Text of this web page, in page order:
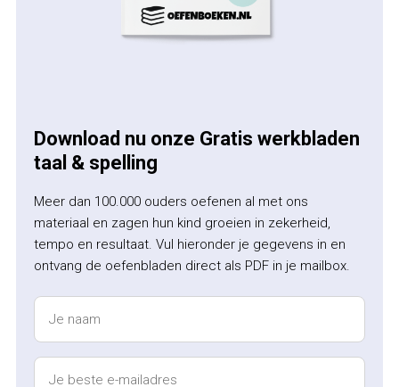
Download nu onze Gratis werkbladen
taal & spelling
Meer dan 100.000 ouders oefenen al met ons
materiaal en zagen hun kind groeien in zekerheid,
tempo en resultaat. Vul hieronder je gegevens in en
ontvang de oefenbladen direct als PDF in je mailbox.